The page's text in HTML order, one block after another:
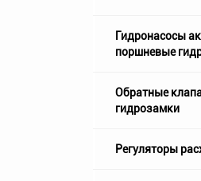
Гидронасосы
поршневые
Обратные
гидрозамки
Регуляторы